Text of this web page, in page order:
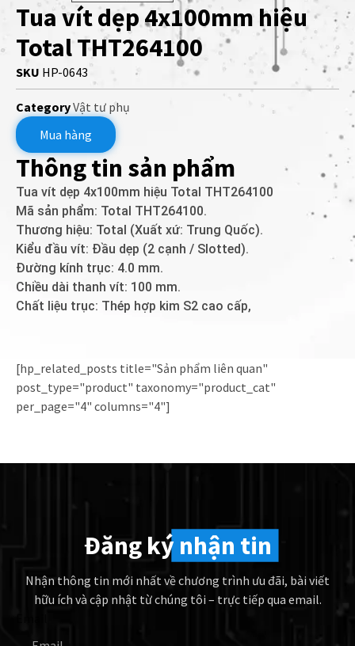
Tua vít dẹp 4x100mm hiệu
Total THT264100
SKU HP-0643
CategoryVật tư phụ
Mua hàng
Thông tin sản phẩm
Tua vít dẹp 4x100mm hiệu Total THT264100
Mã sản phẩm: Total THT264100.
Thương hiệu: Total (Xuất xứ: Trung Quốc).
Kiểu đầu vít: Đầu dẹp (2 cạnh / Slotted).
Đường kính trục: 4.0 mm.
Chiều dài thanh vít: 100 mm.
Chất liệu trục: Thép hợp kim S2 cao cấp,
[hp_related_posts title="Sản phẩm liên quan"
post_type="product" taxonomy="product_cat"
per_page="4" columns="4"]
Đăng ký nhận tin
Nhận thông tin mới nhất về chương trình ưu đãi, bài viết
hữu ích và cập nhật từ chúng tôi – trực tiếp qua email.